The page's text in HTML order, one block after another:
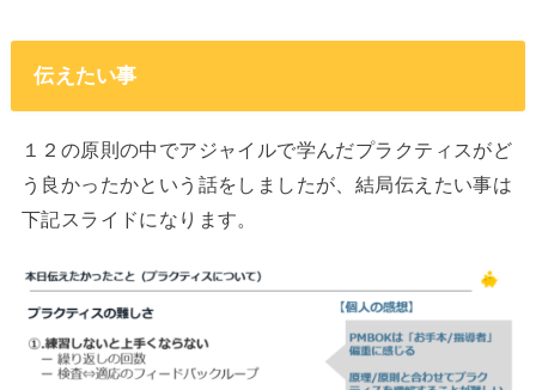
伝えたい事
１２の原則の中でアジャイルで学んだプラクティスがど
う良かったかという話をしましたが、結局伝えたい事は
下記スライドになります。